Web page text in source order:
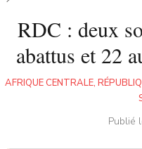
RDC : deux
abattus et 22
AFRIQUE CENTRALE,
Publié